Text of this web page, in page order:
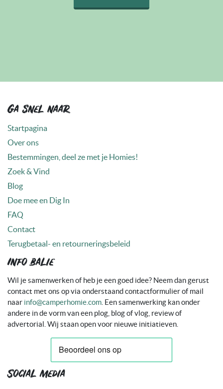
Ga snel naar
Startpagina
Over ons
Bestemmingen, deel ze met je Homies!
Zoek & Vind
Blog
Doe mee en Dig In
FAQ
Contact
Terugbetaal- en retourneringsbeleid
Info balie
Wil je samenwerken of heb je een goed idee? Neem dan gerust
contact met ons op via onderstaand contactformulier of mail
naar info@camperhomie.com . Een samenwerking kan onder
andere in de vorm van een plog, blog of vlog, review of
advertorial. Wij staan open voor nieuwe initiatieven.
Social media